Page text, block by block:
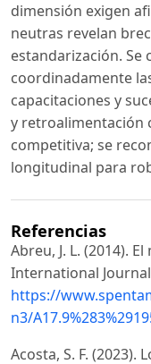
dimensión exigen
neutras revelan
estandarización.
coordinadamente
capacitaciones y
y retroalimentación
competitiva; se
longitudinal para
Referencias
Abreu, J. L. (2014).
International
https://
n3/
Acosta, S. F. (2023).